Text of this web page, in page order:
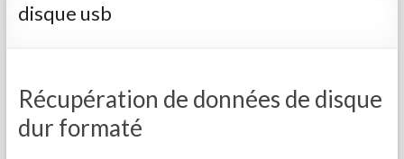
disque usb
Récupération de données de disque
dur formaté